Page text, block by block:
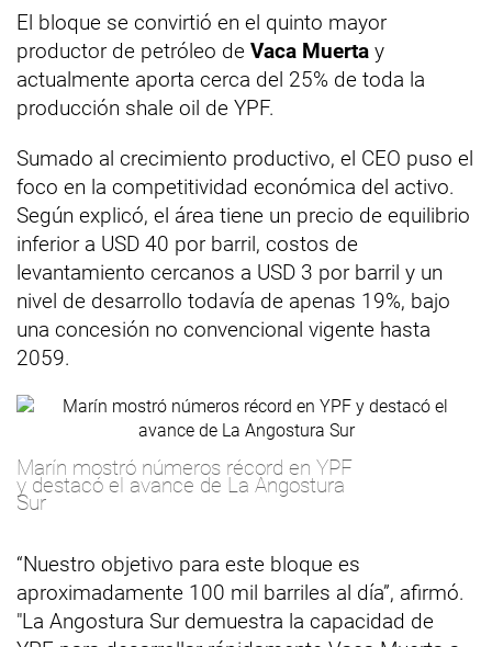
El bloque se convirtió en el quinto mayor
productor de petróleo de Vaca Muerta y
actualmente aporta cerca del 25% de toda la
producción shale oil de YPF.
Sumado al crecimiento productivo, el CEO puso el
foco en la competitividad económica del activo.
Según explicó, el área tiene un precio de equilibrio
inferior a USD 40 por barril, costos de
levantamiento cercanos a USD 3 por barril y un
nivel de desarrollo todavía de apenas 19%, bajo
una concesión no convencional vigente hasta
2059.
Marín mostró números récord en YPF
y destacó el avance de La Angostura
Sur
“Nuestro objetivo para este bloque es
aproximadamente 100 mil barriles al día”, afirmó.
"La Angostura Sur demuestra la capacidad de